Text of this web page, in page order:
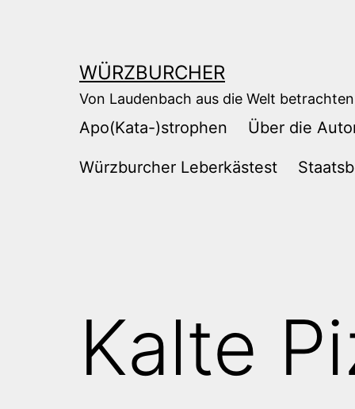
WÜRZBURCHER
Von Laudenbach aus die Welt betrachten
Apo(Kata-)strophen Über die
Würzburcher Leberkästest
Kalte